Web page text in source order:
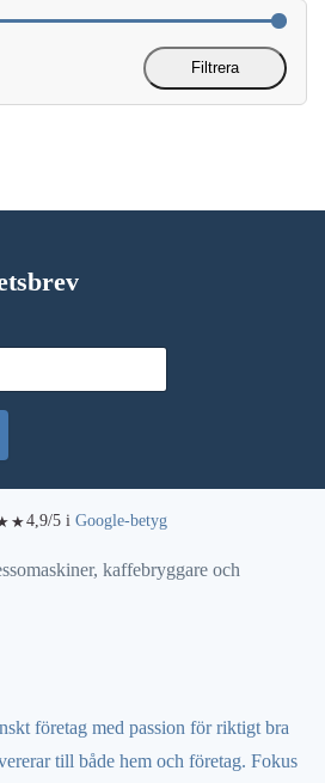
Filtrera
4,9/5 i Google-betyg
företag med passion för riktigt bra
till både hem och företag. Fokus